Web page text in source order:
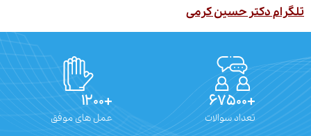
دکتر حسین کرمی
تعداد سوالات عمل های موفق